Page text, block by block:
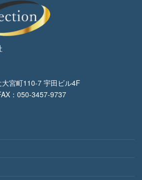
宮町110-7 宇田ビル4F
：050-3457-9737